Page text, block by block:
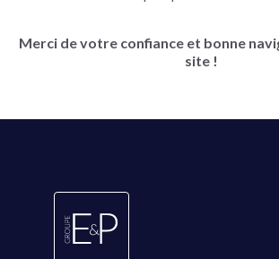
Merci de votre confiance et bonne
site !